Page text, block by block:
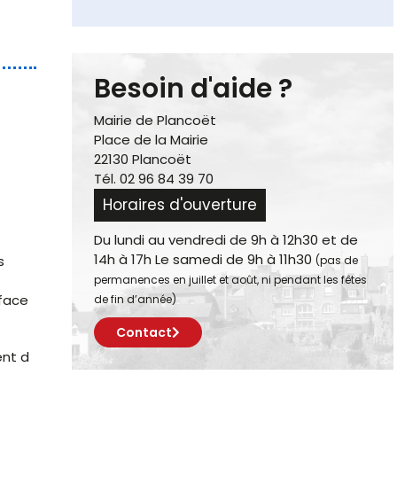
d
Besoin d'aide ?
Mairie de Plancoët
Place de la Mairie
22130 Plancoët
Tél. 02 96 84 39 70
Horaires d'ouverture
Du lundi au vendredi de 9h à 12h30 et de
14h à 17h Le samedi de 9h à 11h30 (pas de
permanences en juillet et août, ni pendant les fêtes
de fin d’année)
Contact